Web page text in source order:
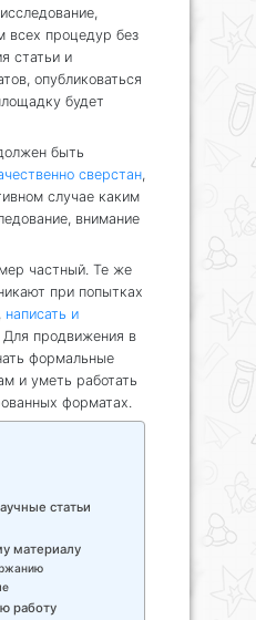
всех процедур без
статьи и
опубликоваться
будет
быть
сверстан,
случае каким
внимание
частный. Те же
при попытках
написать и
. Для продвижения в
формальные
и уметь работать
форматах.
статьи
материалу
работу